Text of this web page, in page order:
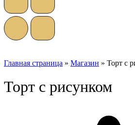
Главная страница » Магазин » Торт с
Торт с рисунком